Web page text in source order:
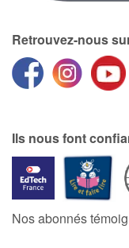
Retrouvez-nous
Ils nous font
Nos abonnés